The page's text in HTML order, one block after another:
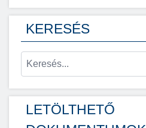
KERESÉS
LETÖLTHETŐ